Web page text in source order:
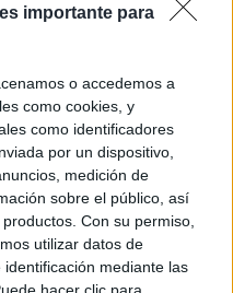
importante para
o accedemos a
como cookies, y
como identificadores
por un dispositivo,
medición de
sobre el público, así
Con su permiso,
utilizar datos de
mediante las
hacer clic para